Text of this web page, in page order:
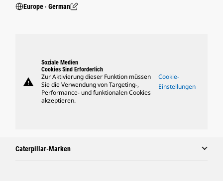
Europe ‧ German
warning
Soziale Medien
Cookies Sind Erforderlich
Zur Aktivierung dieser Funktion müssen
Sie die Verwendung von Targeting-,
Performance- und funktionalen Cookies
akzeptieren.
Cookie-
Einstellungen
Caterpillar-Marken